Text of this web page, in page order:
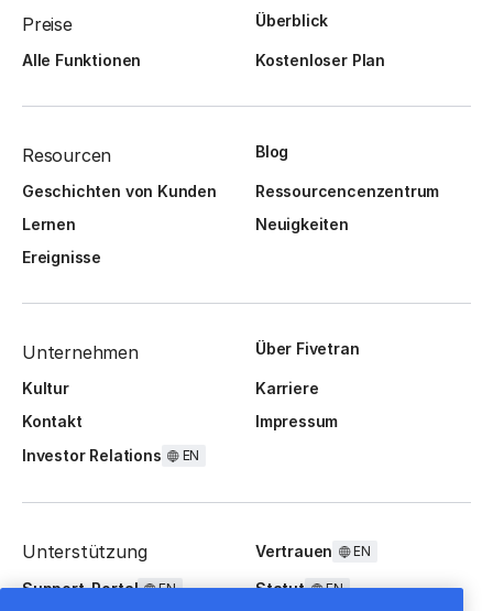
Preise Überblick
Alle Funktionen Kostenloser Plan
Resourcen Blog
Geschichten von Kunden
Ressourcencenzentrum
Lernen
Neuigkeiten
Ereignisse
Unternehmen Über Fivetran
Kultur
Karriere
Kontakt
Impressum
Investor Relations
EN
Unterstützung Vertrauen EN
Support-Portal EN Statut EN